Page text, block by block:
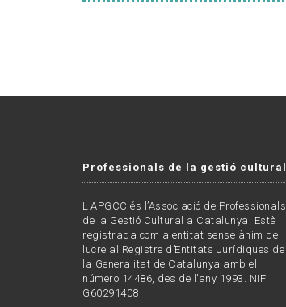
Professionals de la gestió cultural
L'APGCC és l’Associació de Professionals
de la Gestió Cultural a Catalunya. Està
registrada com a entitat sense ànim de
lucre al Registre d’Entitats Jurídiques de
la Generalitat de Catalunya amb el
número 14486, des de l’any 1993. NIF:
G60291408